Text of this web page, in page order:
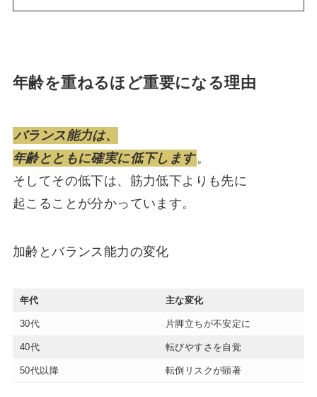
年齢を重ねるほど重要になる理由
バランス能力は、
年齢とともに確実に低下します。
そしてその低下は、筋力低下よりも先に
起こることが分かっています。
加齢とバランス能力の変化
年代 主な変化
30代 片脚立ちが不安定に
40代 転びやすさを自覚
50代以降 転倒リスクが顕著